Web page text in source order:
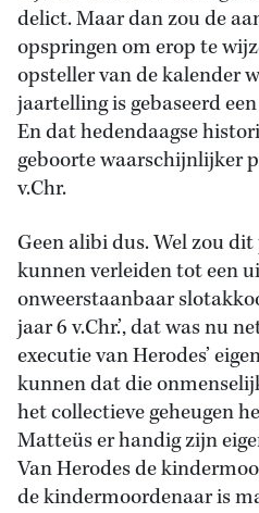
delict. Maar dan zou de
opspringen om erop te
opsteller van de kalender
jaartelling is gebaseerd
En dat hedendaagse
geboorte waarschijnlijker
v.Chr.
Geen alibi dus. Wel zou
kunnen verleiden tot een
onweerstaanbaar
jaar 6 v.Chr.’, dat was nu
executie van Herodes’
kunnen dat die
het collectieve geheugen
Matteüs er handig zijn
Van Herodes de
de kindermoordenaar is